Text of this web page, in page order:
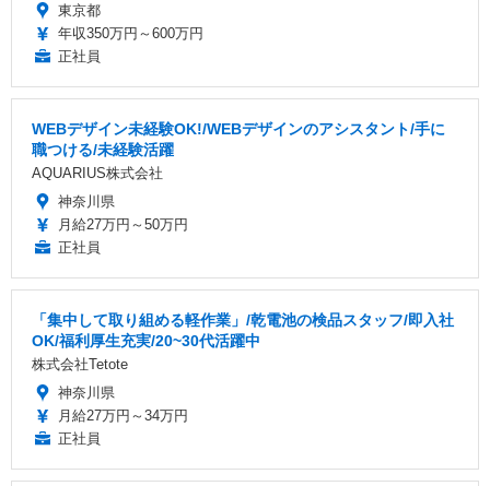
東京都
年収350万円～600万円
正社員
WEBデザイン未経験OK!/WEBデザインのアシスタント/手に
職つける/未経験活躍
AQUARIUS株式会社
神奈川県
月給27万円～50万円
正社員
「集中して取り組める軽作業」/乾電池の検品スタッフ/即入社
OK/福利厚生充実/20~30代活躍中
株式会社Tetote
神奈川県
月給27万円～34万円
正社員